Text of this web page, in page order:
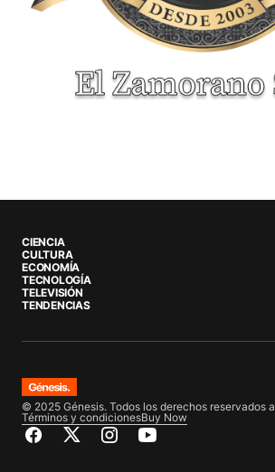
CIENCIA
CULTURA
ECONOMÍA
TECNOLOGÍA
TELEVISIÓN
TENDENCIAS
© 2025 Génesis. Todos los derechos reservados
Términos y condicionesBuy Now